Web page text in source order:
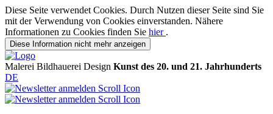
Diese Seite verwendet Cookies. Durch Nutzen dieser Seite sind Sie
mit der Verwendung von Cookies einverstanden. Nähere
Informationen zu Cookies finden Sie hier .
Diese Information nicht mehr anzeigen
Malerei Bildhauerei Design Kunst des 20. und 21. Jahrhunderts
DE